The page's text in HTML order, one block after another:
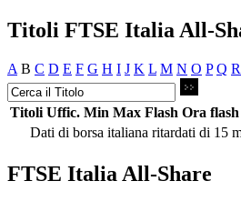
Titoli FTSE Italia All-
A B C D E F G H I J K L M N O P Q R
Titoli Uffic. Min Max Flash Ora flash
Dati di borsa italiana ritardati di 15
FTSE Italia All-Share